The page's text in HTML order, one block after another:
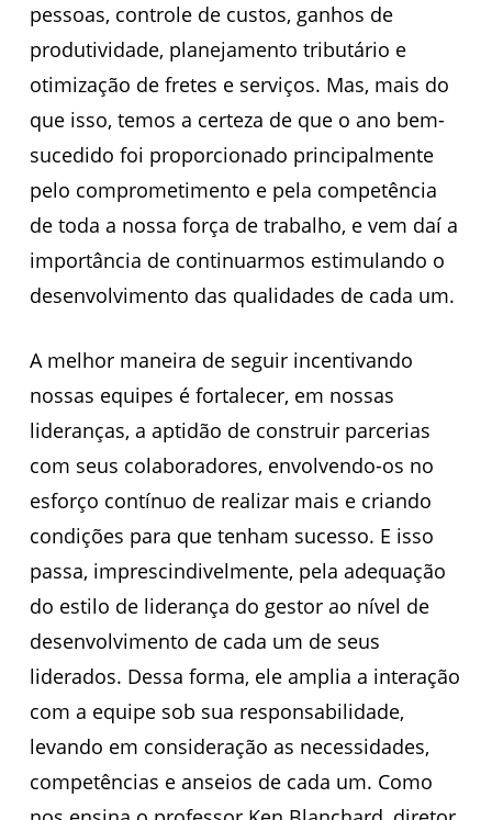
pessoas, controle de custos, ganhos de
produtividade, planejamento tributário e
otimização de fretes e serviços. Mas, mais do
que isso, temos a certeza de que o ano bem-
sucedido foi proporcionado principalmente
pelo comprometimento e pela competência
de toda a nossa força de trabalho, e vem daí a
importância de continuarmos estimulando o
desenvolvimento das qualidades de cada um.
A melhor maneira de seguir incentivando
nossas equipes é fortalecer, em nossas
lideranças, a aptidão de construir parcerias
com seus colaboradores, envolvendo-os no
esforço contínuo de realizar mais e criando
condições para que tenham sucesso. E isso
passa, imprescindivelmente, pela adequação
do estilo de liderança do gestor ao nível de
desenvolvimento de cada um de seus
liderados. Dessa forma, ele amplia a interação
com a equipe sob sua responsabilidade,
levando em consideração as necessidades,
competências e anseios de cada um. Como